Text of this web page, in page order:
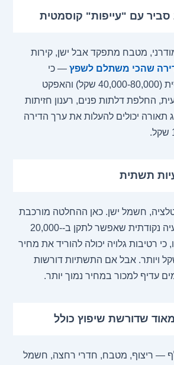
מטבח מתפקד אבל ישן, קירות
שהכי משתלם לשפץ — כי
ההשקעה נמוכה יחסית (40,000-80,000 שקל) והאפקט
החלפת דלתות פנים, רענון חזיתות
תאורה יכולים להעלות את ערך הדירה
חשמל ישן. כאן ההחלטה מורכבת
יותר. אם מדובר בבעיה נקודתית שאפשר לתקן ב-20,000-
כי רטיבות גלויה יכולה להוריד את מחיר
ב-100,000 שקל ויותר. אבל אם התשתיות דורשות
עדיף למכור במחיר נמוך יותר.
— ריצוף, מטבח, חדרי רחצה, חשמל